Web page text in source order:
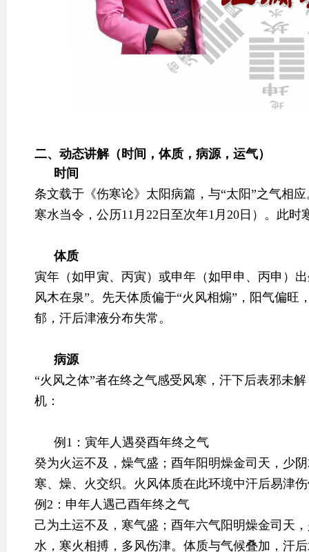
二、动态讲解（时间，体质，病源，运气）
时间
条文载于《伤寒论》太阳病篇，与“太阳”之气相
寒水当令，公历11月22日至次年1月20日）。此
体质
寅年（如甲寅、丙寅）或申年（如甲申、丙申）
风木在泉”。先天体质偏于“火风相煽”，阳气偏
郁，汗后津液分布失常。
病源
“火风之体”者在终之气感受风寒，汗下后表邪未
机：
例1：寅年人遇癸酉年终之气
癸为火运不及，燥气盛；酉年阳明燥金司天，少
寒、燥、火交织。火风体质在此环境中汗后易津
例2：申年人遇己酉年终之气
己为土运不及，寒气盛；酉年六气阳明燥金司天
水，寒火相搏，多风伤津。体质与气候叠加，汗